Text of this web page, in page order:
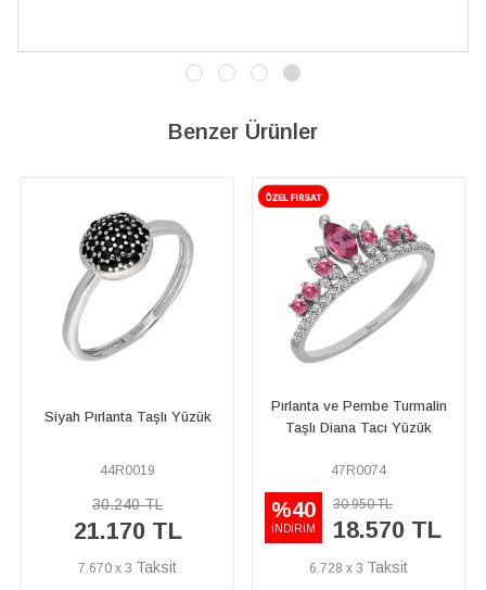
Benzer Ürünler
Taşlı Diana Tacı Yüzük
47R0074
İNDİRİM
30.950 TL
18.570 TL
6.728 x 3
Yakut ve Pırlanta Taşlı
Papatya Yüzük
17R0210
29.110 TL
20.370 TL
7.381 x 3